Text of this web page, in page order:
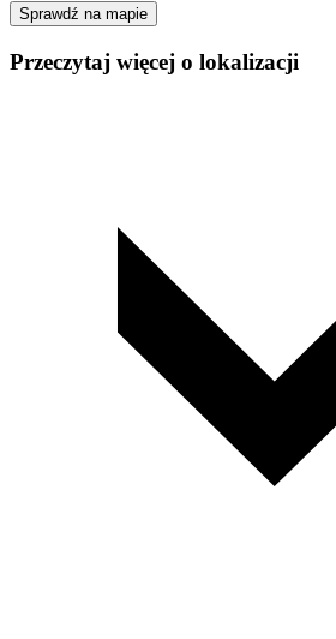
Sprawdź na mapie
Przeczytaj więcej o lokalizacji